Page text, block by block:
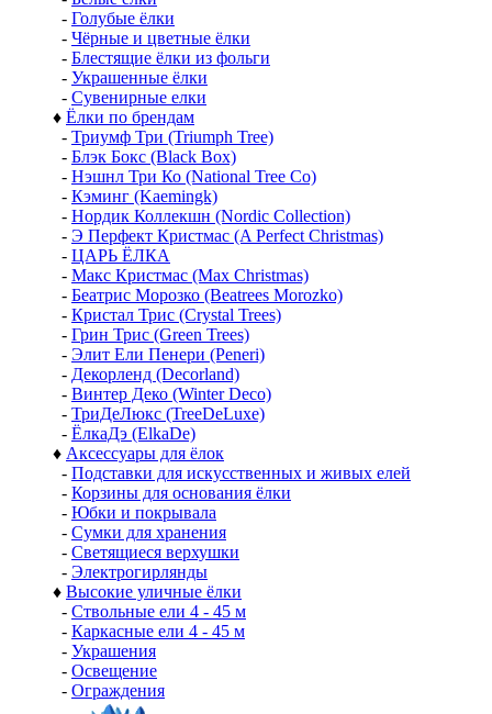
- Голубые ёлки
- Чёрные и цветные ёлки
- Блестящие ёлки из фольги
- Украшенные ёлки
- Сувенирные елки
♦ Ёлки по брендам
- Триумф Три (Triumph Tree)
- Блэк Бокс (Black Box)
- Нэшнл Три Ко (National Tree Co)
- Кэминг (Kaemingk)
- Нордик Коллекшн (Nordic Collection)
- Э Перфект Кристмас (A Perfect Christmas)
- ЦАРЬ ЁЛКА
- Макс Кристмас (Max Christmas)
- Беатрис Морозко (Beatrees Morozko)
- Кристал Трис (Crystal Trees)
- Грин Трис (Green Trees)
- Элит Ели Пенери (Peneri)
- Декорленд (Decorland)
- Винтер Деко (Winter Deco)
- ТриДеЛюкс (TreeDeLuxe)
- ЁлкаДэ (ElkaDe)
♦ Аксессуары для ёлок
- Подставки для искусственных и живых елей
- Корзины для основания ёлки
- Юбки и покрывала
- Сумки для хранения
- Светящиеся верхушки
- Электрогирлянды
♦ Высокие уличные ёлки
- Ствольные ели 4 - 45 м
- Каркасные ели 4 - 45 м
- Украшения
- Освещение
- Ограждения